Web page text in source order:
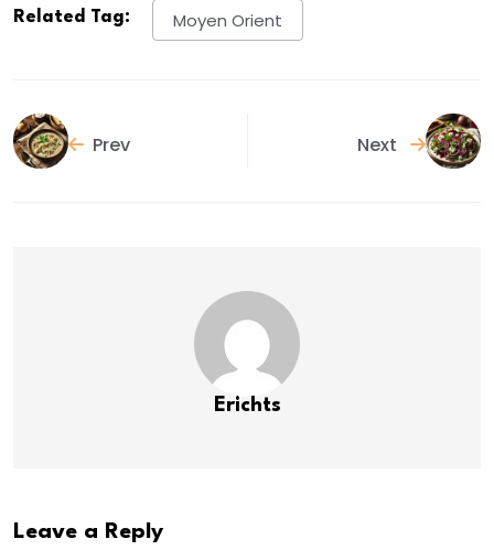
Related Tag: Moyen Orient
Prev Next
Erichts
Leave a Reply